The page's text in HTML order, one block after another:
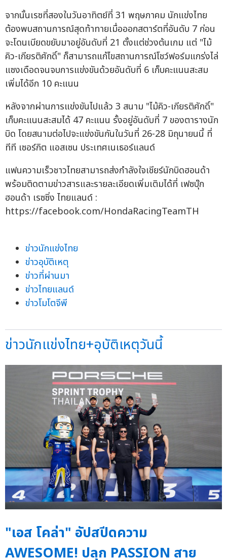
จากนั้นเรซที่สองในวันอาทิตย์ที่ 31 พฤษภาคม นักแข่งไทย
ต้องพบสถานการณ์สุดท้าทายเมื่อออกสตาร์ตที่อันดับ 7 ก่อน
จะโดนเบียดขยับมาอยู่อันดับที่ 21 ตั้งแต่ช่วงต้นเกม แต่ "ไม้
คิว-เกียรติศักดิ์" ก็สามารถแก้ไขสถานการณ์โชว์ฟอร์มแกร่งไล่
แซงเดือดจนจบการแข่งขันด้วยอันดับที่ 6 เก็บคะแนนสะสม
เพิ่มได้อีก 10 คะแนน
หลังจากผ่านการแข่งขันไปแล้ว 3 สนาม "ไม้คิว-เกียรติศักดิ์"
เก็บคะแนนสะสมได้ 47 คะแนน รั้งอยู่อันดับที่ 7 ของตารางนัก
บิด โดยสนามต่อไปจะแข่งขันกันในวันที่ 26-28 มิถุนายนนี้ ที่
ทีที เซอร์กิต แอสเซน ประเทศเนเธอร์แลนด์
แฟนความเร็วชาวไทยสามารถส่งกำลังใจเชียร์นักบิดฮอนด้า
พร้อมติดตามข่าวสารและรายละเอียดเพิ่มเติมได้ที่ เฟซบุ๊ก
ฮอนด้า เรซซิ่ง ไทยแลนด์ :
https://facebook.com/HondaRacingTeamTH
ข่าวนักแข่งไทย
ข่าวอุบัติเหตุ
ข่าวที่ผ่านมา
ข่าวไทยแลนด์
ข่าวโมโตจีพี
ข่าวนักแข่งไทย+อุบัติเหตุวันนี้
"เอส โคล่า" อัปสปีดความ
AWESOME! ปลุก PASSION สาย